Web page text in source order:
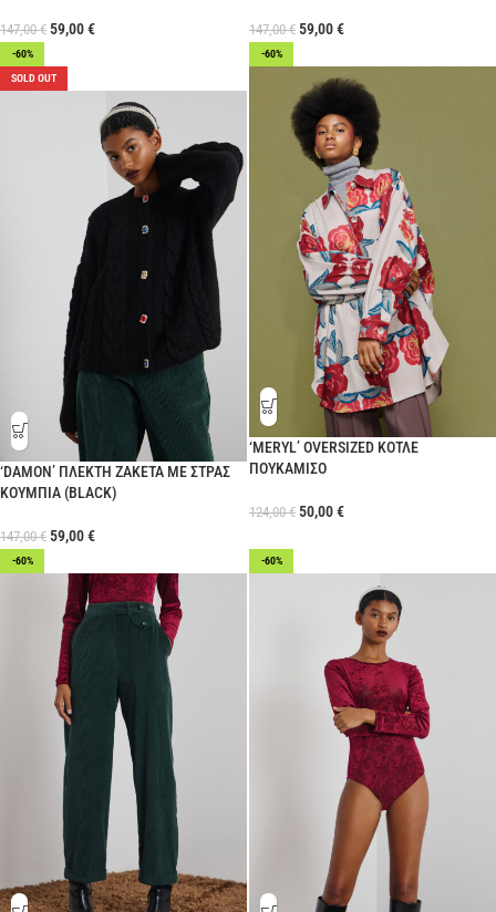
147,00€ 59,00€ 147,00€ 59,00€
-60%
SOLD OUT
‘DAMON’ ΠΛΕΚΤΗ ΖΑΚΕΤΑ ΜΕ ΣΤΡΑΣ
ΚΟΥΜΠΙΑ (BLACK)
147,00€ 59,00€
-60%
‘MERYL’ OVERSIZED ΚΟΤΛΕ
ΠΟΥΚΑΜΙΣΟ
124,00€ 50,00€
-60% -60%